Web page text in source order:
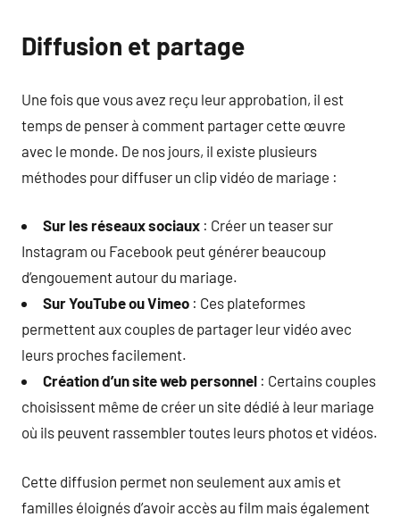
Diffusion et partage
Une fois que vous avez reçu leur approbation, il est
temps de penser à comment partager cette œuvre
avec le monde. De nos jours, il existe plusieurs
méthodes pour diffuser un clip vidéo de mariage :
Sur les réseaux sociaux : Créer un teaser sur
Instagram ou Facebook peut générer beaucoup
d’engouement autour du mariage.
Sur YouTube ou Vimeo : Ces plateformes
permettent aux couples de partager leur vidéo avec
leurs proches facilement.
Création d’un site web personnel : Certains couples
choisissent même de créer un site dédié à leur mariage
où ils peuvent rassembler toutes leurs photos et vidéos.
Cette diffusion permet non seulement aux amis et
familles éloignés d’avoir accès au film mais également